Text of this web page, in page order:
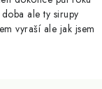
ale ty sirupy
vyraší ale jak jsem